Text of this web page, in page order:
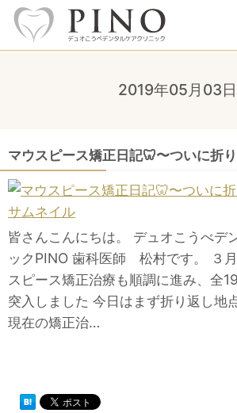
2019年05月03日
マウスピース矯正日記🦷〜ついに折
皆さんこんにちは。 デュオこうべデ
ックPINO 歯科医師 松村です。 ３
スピース矯正治療も順調に進み、全
突入しました 今日はまず折り返し地
現在の矯正治…